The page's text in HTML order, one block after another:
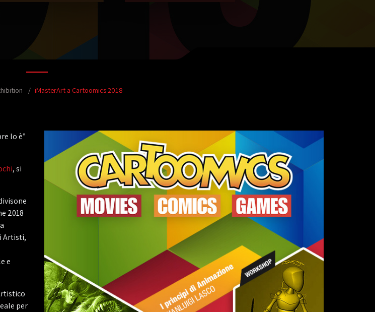
iMasterArt a Cartoomics 2018
lo è”
, si
2018
Artisti,
e
per